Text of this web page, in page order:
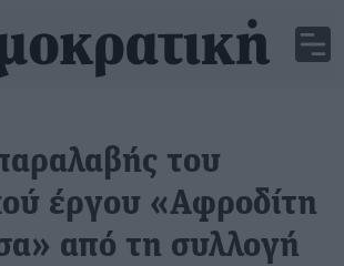
του
έργου «Αφροδίτη
από τη συλλογή